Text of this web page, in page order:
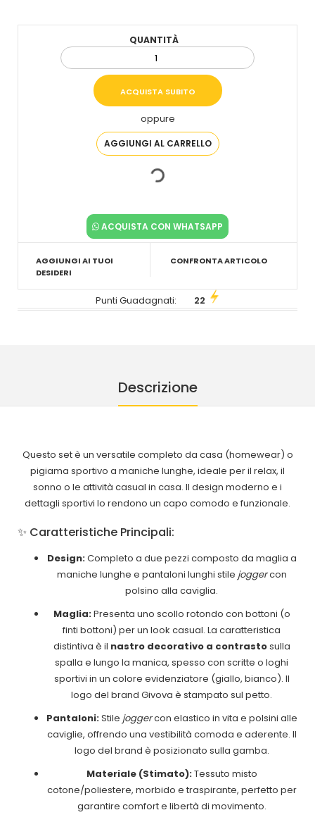
QUANTITÀ
oppure
ACQUISTA CON WHATSAPP
AGGIUNGI AI TUOI
DESIDERI
CONFRONTA ARTICOLO
Punti Guadagnati: 22
Descrizione
Questo set è un versatile completo da casa (homewear) o
pigiama sportivo a maniche lunghe, ideale per il relax, il
sonno o le attività casual in casa. Il design moderno e i
dettagli sportivi lo rendono un capo comodo e funzionale.
✨ Caratteristiche Principali:
Design:Completo a due pezzi composto da maglia a
maniche lunghe e pantaloni lunghi stile joggercon
polsino alla caviglia.
Maglia:Presenta uno scollo rotondo con bottoni (o
finti bottoni) per un look casual. La caratteristica
distintiva è il nastro decorativo a contrastosulla
spalla e lungo la manica, spesso con scritte o loghi
sportivi in un colore evidenziatore (giallo, bianco). Il
logo del brand Givova è stampato sul petto.
Pantaloni:Stile joggercon elastico in vita e polsini alle
caviglie, offrendo una vestibilità comoda e aderente. Il
logo del brand è posizionato sulla gamba.
Materiale (Stimato):Tessuto misto
cotone/poliestere, morbido e traspirante, perfetto per
garantire comfort e libertà di movimento.